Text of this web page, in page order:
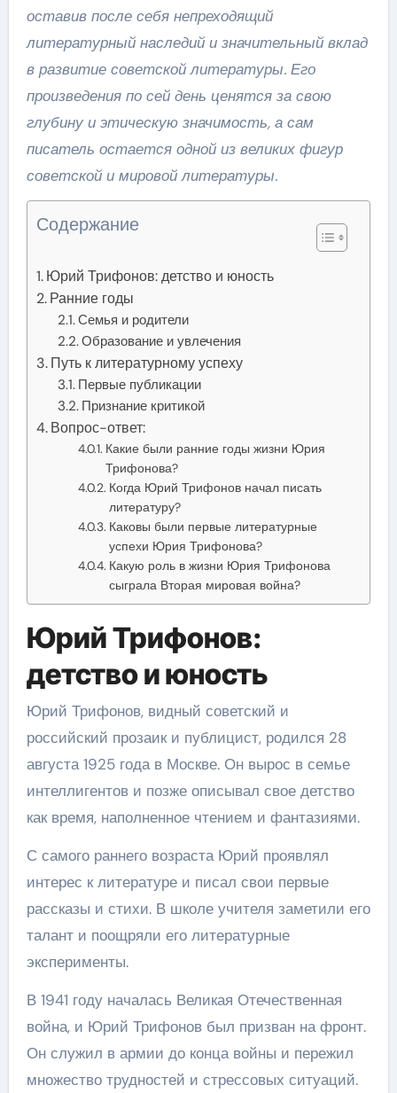
оставив после себя непреходящий
литературный наследий и значительный вклад
в развитие советской литературы. Его
произведения по сей день ценятся за свою
глубину и этическую значимость, а сам
писатель остается одной из великих фигур
советской и мировой литературы.
Содержание
Юрий Трифонов: детство и юность
Ранние годы
Семья и родители
Образование и увлечения
Путь к литературному успеху
Первые публикации
Признание критикой
Вопрос-ответ:
Какие были ранние годы жизни Юрия
Трифонова?
Когда Юрий Трифонов начал писать
литературу?
Каковы были первые литературные
успехи Юрия Трифонова?
Какую роль в жизни Юрия Трифонова
сыграла Вторая мировая война?
Юрий Трифонов:
детство и юность
Юрий Трифонов, видный советский и
российский прозаик и публицист, родился 28
августа 1925 года в Москве. Он вырос в семье
интеллигентов и позже описывал свое детство
как время, наполненное чтением и фантазиями.
С самого раннего возраста Юрий проявлял
интерес к литературе и писал свои первые
рассказы и стихи. В школе учителя заметили его
талант и поощряли его литературные
эксперименты.
В 1941 году началась Великая Отечественная
война, и Юрий Трифонов был призван на фронт.
Он служил в армии до конца войны и пережил
множество трудностей и стрессовых ситуаций.